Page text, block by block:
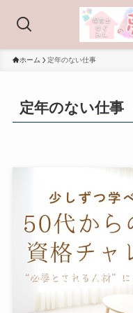
ホーム 定年のない仕事
定年のない仕事